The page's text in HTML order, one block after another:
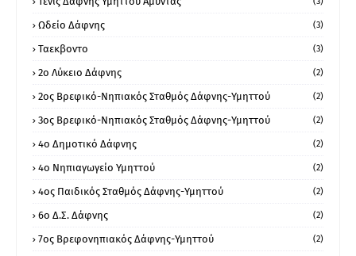
Ωδείο Δάφνης (3)
Ταεκβοντο (3)
2ο Λύκειο Δάφνης (2)
2ος Βρεφικό-Νηπιακός Σταθμός Δάφνης-Υμηττού (2)
3ος Βρεφικό-Νηπιακός Σταθμός Δάφνης-Υμηττού (2)
4ο Δημοτικό Δάφνης (2)
4ο Νηπιαγωγείο Υμηττού (2)
4ος Παιδικός Σταθμός Δάφνης-Υμηττού (2)
6ο Δ.Σ. Δάφνης (2)
7ος Βρεφονηπιακός Δάφνης-Υμηττού (2)